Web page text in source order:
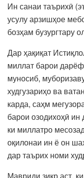
Ин санаи таърихӣ
усулу арзишҳое
бозҳам бузургтару
Дар ҳақиқат
миллат барои
муносиб,
худгузариҳо ва
карда, саҳм
барои озодихоҳӣ
ки миллатро
оқилонаи ин ё он
дар таърих номи
Мавриди зикр аст,